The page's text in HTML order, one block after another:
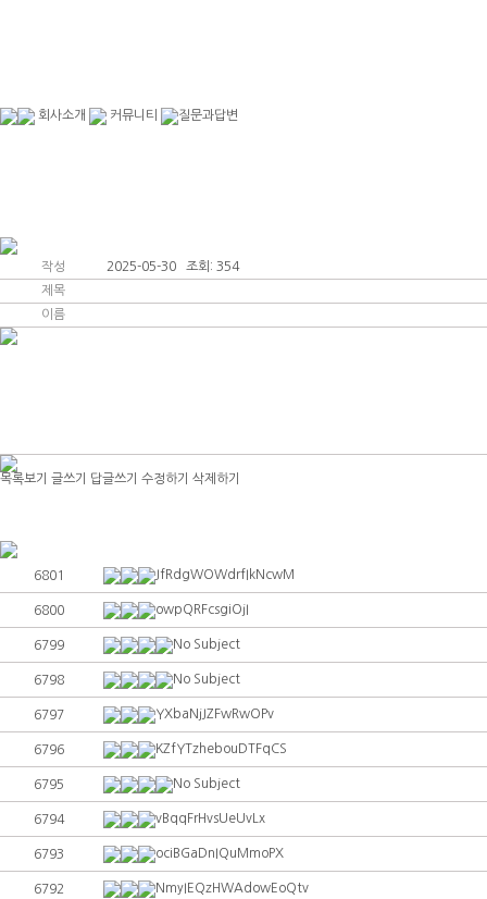
회사소개 커뮤니티 질문과답변
작성
2025-05-30 조회: 354
제목
이름
목록보기 글쓰기 답글쓰기 수정하기 삭제하기
6801 JfRdgWOWdrfIkNcwM
6800 owpQRFcsgiOjI
6799 No Subject
6798 No Subject
6797 YXbaNjJZFwRwOPv
6796 KZfYTzhebouDTFqCS
6795 No Subject
6794 vBqqFrHvsUeUvLx
6793 ociBGaDnIQuMmoPX
6792 NmyIEQzHWAdowEoQtv